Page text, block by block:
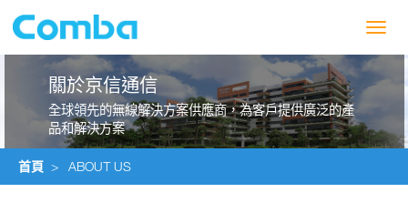
關於京信通信
全球領先的無線解決方案供應商，為客戶提供廣泛的產
品和解決方案
首頁 > ABOUT US